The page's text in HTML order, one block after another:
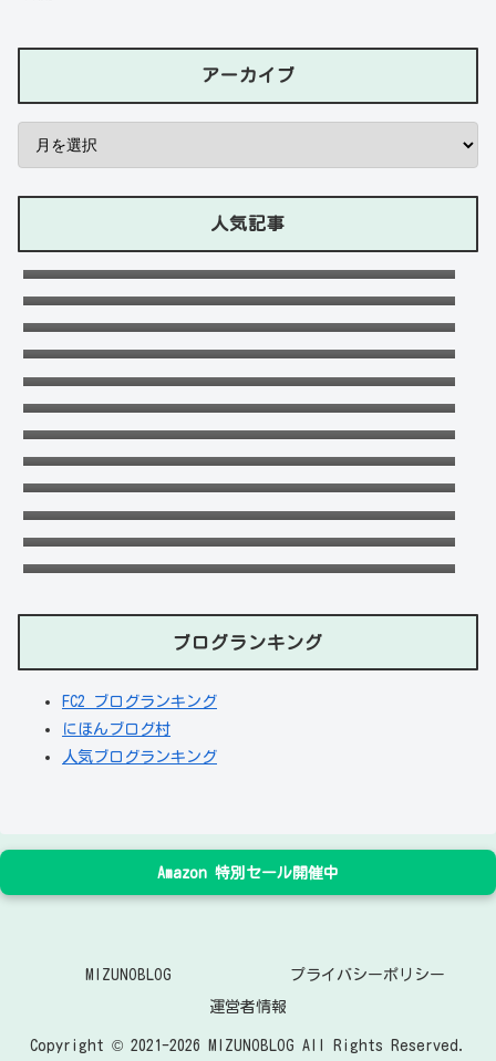
アーカイブ
人気記事
石川ケニーは父と兄は野球選手で母親はアメ
リカ人のハーフ！7人大家族！
Lazの彼女や身長に大学・年齢は？イケメン
プロゲーマーの経歴！【ZETA】
竹下パラダイスだーご本名や年齢に身長は？
恋愛対象やイケメンかも調査！
可愛い政田夢乃選手に彼氏の存在が気にな
る！本当に不倫をしているのか？家族構成が
どうなっているのか？を徹底調査！
千早茜の恋人や結婚した夫は誰？子供や本名
に高校は？引越は離婚が理由？
末永けいの経歴や学歴(高校大学)は？妻(嫁)
は末永ゆかりで離婚した？
福田こうへいの結婚相手の嫁(妻)や子供
(娘・息子)など家族構成まとめ！
おだけいの元カノ人気歌手はちゃんみな！過
去の匂わせや動画流出の犯人は？
ドンマイ川端は結婚した嫁がいる？母親・兄
妹・父親に年収や学歴経歴も！
五条院凌のすっぴんや足太い画像がヤバい！
本当は美脚でスタイル良い？
デジポリスは東京だけ？大阪や埼玉・神奈
川・愛知など他の地域にもある？
フジロック2023民間駐車場予約方法！当日受
付や出し入れOKか調査！
ブログランキング
FC2 ブログランキング
にほんブログ村
人気ブログランキング
Amazon 特別セール開催中
MIZUNOBLOG プライバシーポリシー
運営者情報
Copyright © 2021-2026 MIZUNOBLOG All Rights Reserved.